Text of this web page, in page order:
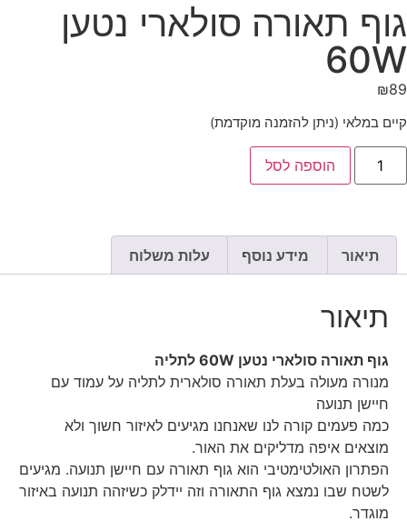
גוף תאורה סולארי נטען
60W
₪89
קיים במלאי (ניתן להזמנה מוקדמת)
הוספה לסל
תיאור מידע נוסף עלות משלוח
תיאור
גוף תאורה סולארי נטען 60W לתליה
מנורה מעולה בעלת תאורה סולארית לתליה על עמוד עם
חיישן תנועה
כמה פעמים קורה לנו שאנחנו מגיעים לאיזור חשוך ולא
מוצאים איפה מדליקים את האור.
הפתרון האולטימטיבי הוא גוף תאורה עם חיישן תנועה. מגיעים
לשטח שבו נמצא גוף התאורה וזה יידלק כשיזהה תנועה באיזור
מוגדר.